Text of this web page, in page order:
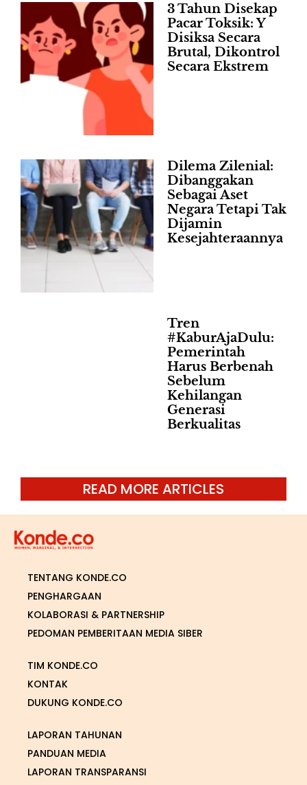
3 Tahun Disekap
Pacar Toksik: Y
Disiksa Secara
Brutal, Dikontrol
Secara Ekstrem
Dilema Zilenial:
Dibanggakan
Sebagai Aset
Negara Tetapi Tak
Dijamin
Kesejahteraannya
Tren
#KaburAjaDulu:
Pemerintah
Harus Berbenah
Sebelum
Kehilangan
Generasi
Berkualitas
READ MORE ARTICLES
TENTANG KONDE.CO
PENGHARGAAN
KOLABORASI & PARTNERSHIP
PEDOMAN PEMBERITAAN MEDIA SIBER
TIM KONDE.CO
KONTAK
DUKUNG KONDE.CO
LAPORAN TAHUNAN
PANDUAN MEDIA
LAPORAN TRANSPARANSI